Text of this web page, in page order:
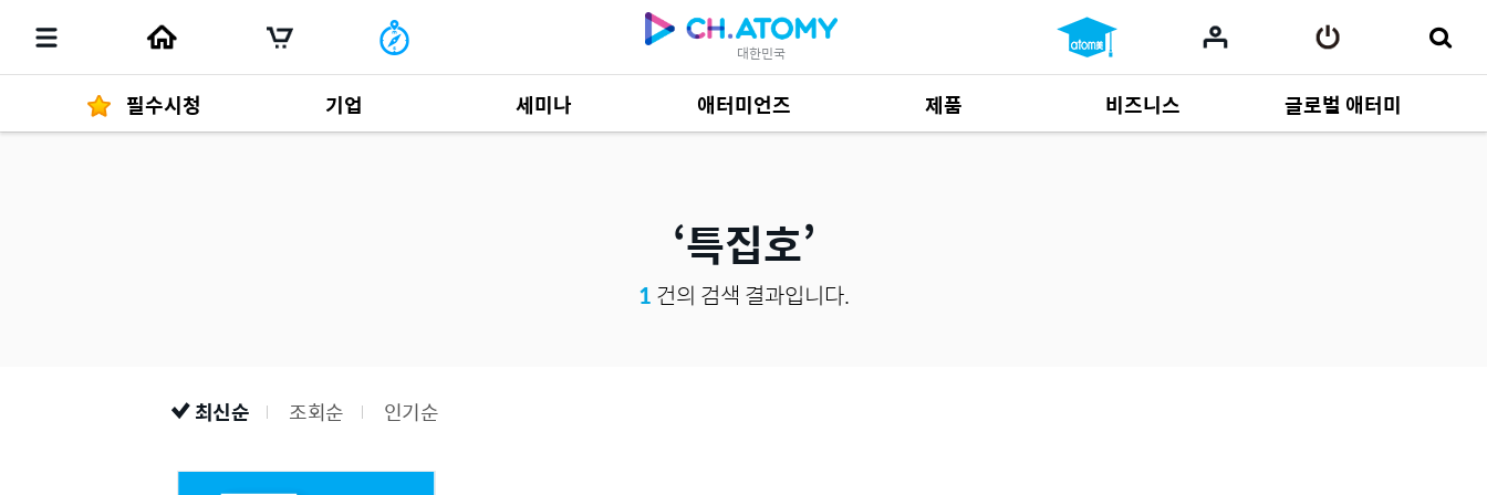
대한민국
필수시청 기업 세미나 애터미언즈 제품
제품 자료685
비즈니스
사업 자료165
글로벌 애터미
특집호
1건의 검색 결과입니다.
최신순 조회순 인기순